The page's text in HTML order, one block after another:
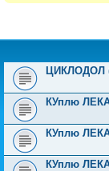
ЦИКЛОДОЛ
КУплю
КУплю
КУплю